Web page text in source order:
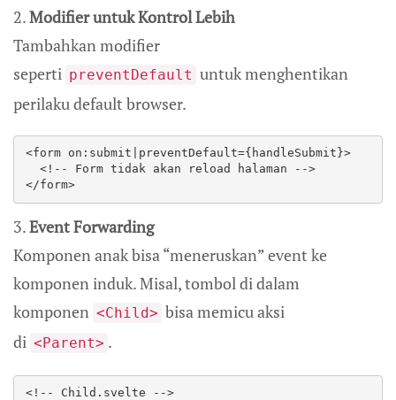
2.Modifier untuk Kontrol Lebih
Tambahkan modifier
seperti preventDefault untuk menghentikan
perilaku default browser.
<form on:submit|preventDefault={handleSubmit}>
</form>
3.Event Forwarding
Komponen anak bisa “meneruskan” event ke
komponen induk. Misal, tombol di dalam
komponen <Child> bisa memicu aksi
di <Parent> .
<!-- Child.svelte -->